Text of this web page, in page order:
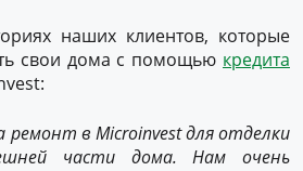
наших клиентов, которые
свои дома с помощью кредита
ремонт в Microinvest для отделки
части дома. Нам очень